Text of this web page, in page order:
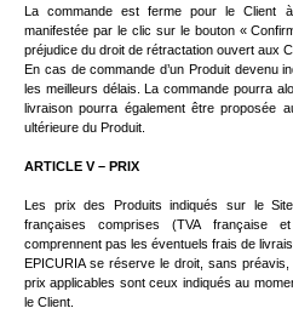
La commande est ferme pour le Client
manifestée par le clic sur le bouton «
préjudice du droit de rétractation ouvert aux
En cas de commande d’un Produit devenu
les meilleurs délais. La commande pourra
livraison pourra également être proposée
ultérieure du Produit.
ARTICLE V – PRIX
Les prix des Produits indiqués sur le
françaises comprises (TVA française
comprennent pas les éventuels frais de
EPICURIA se réserve le droit, sans
prix applicables sont ceux indiqués au
le Client.